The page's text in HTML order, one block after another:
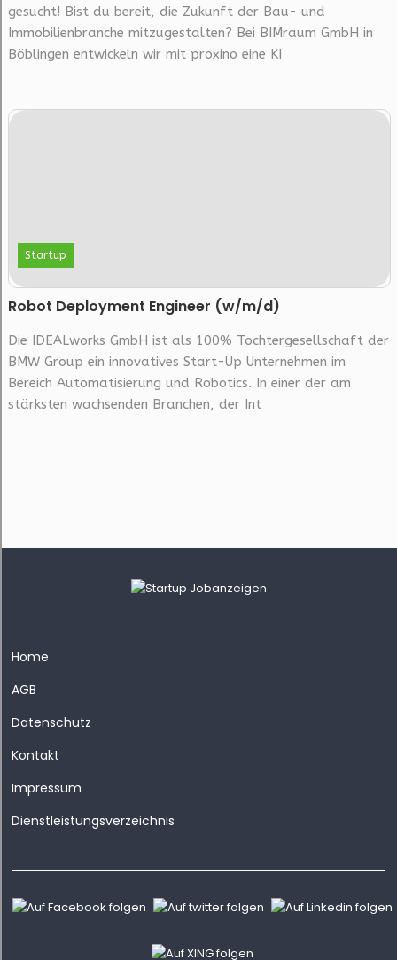
gesucht! Bist du bereit, die Zukunft der Bau- und
Immobilienbranche mitzugestalten? Bei BIMraum GmbH in
Böblingen entwickeln wir mit proxino eine KI
Startup
Robot Deployment Engineer (w/m/d)
Die IDEALworks GmbH ist als 100% Tochtergesellschaft der
BMW Group ein innovatives Start-Up Unternehmen im
Bereich Automatisierung und Robotics. In einer der am
stärksten wachsenden Branchen, der Int
Home
AGB
Datenschutz
Kontakt
Impressum
Dienstleistungsverzeichnis